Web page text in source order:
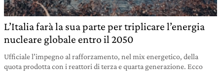
L’Italia farà la sua parte per triplicare l’energia
nucleare globale entro il 2050
Ufficiale l’impegno al rafforzamento, nel mix energetico, della
quota prodotta con i reattori di terza e quarta generazione. Ecco